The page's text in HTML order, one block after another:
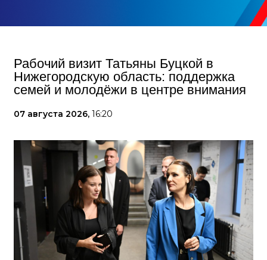
Рабочий визит Татьяны Буцкой в
Нижегородскую область: поддержка
семей и молодёжи в центре внимания
07 августа 2026, 16:20